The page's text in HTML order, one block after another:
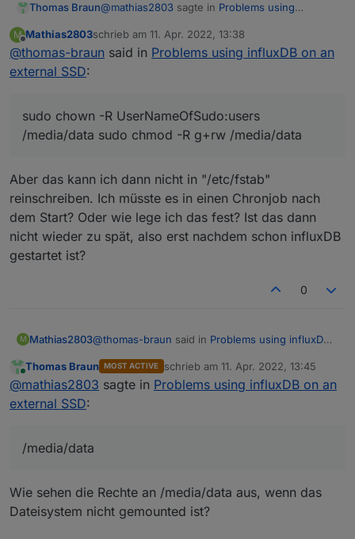
Thomas Braun@mathias2803 sagte in Problems using
Ist es ausreichend, wenn ich an meinen
Die Rechte ergeben sich aus den Rechten des
mount-Punktes.
Man kann nach dem mounten z. B. so in der Art
die Rechte vergeben:
sudo chown -R UserNameOfSudo:users /
M
Offline
Mathias2803schrieb am 11. Apr. 2022, 13:38
zuletzt editiert von
@thomas-braun said in Problems using influxDB on an
external SSD:
sudo chown -R UserNameOfSudo:users
/media/data sudo chmod -R g+rw /media/data
Aber das kann ich dann nicht in "/etc/fstab"
reinschreiben. Ich müsste es in einen Chronjob nach
dem Start? Oder wie lege ich das fest? Ist das dann
nicht wieder zu spät, also erst nachdem schon influxDB
gestartet ist?
0
M Mathias2803@thomas-braun said in Problems using influxDB
sudo chown -R UserNameOfSudo:users
das dann nicht wieder zu spät, also erst nachdem
Online
Thomas Braun MOST ACTIVE schrieb am 11. Apr. 2022, 13:45
zuletzt editiert von
@mathias2803 sagte in Problems using influxDB on an
external SSD:
/media/data
Wie sehen die Rechte an /media/data aus, wenn das
Dateisystem nicht gemounted ist?